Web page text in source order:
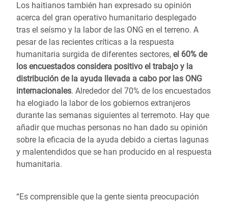
Los haitianos también han expresado su opinión
acerca del gran operativo humanitario desplegado
tras el seísmo y la labor de las ONG en el terreno. A
pesar de las recientes críticas a la respuesta
humanitaria surgida de diferentes sectores, el 60% de
los encuestados considera positivo el trabajo y la
distribución de la ayuda llevada a cabo por las ONG
internacionales. Alrededor del 70% de los encuestados
ha elogiado la labor de los gobiernos extranjeros
durante las semanas siguientes al terremoto. Hay que
añadir que muchas personas no han dado su opinión
sobre la eficacia de la ayuda debido a ciertas lagunas
y malentendidos que se han producido en al respuesta
humanitaria.
“Es comprensible que la gente sienta preocupación